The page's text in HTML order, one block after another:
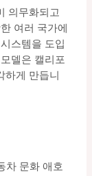
의무화되고
여러 국가에
스템을 도입
델은 캘리포
하게 만듭니
차 문화 애호